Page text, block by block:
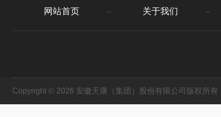
网站首页 关于我们
Copyright © 2026 安徽天康（集团）股份有限公司版权所有